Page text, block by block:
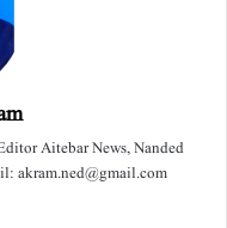
Aitebar News, Nanded
akram.ned@gmail.com